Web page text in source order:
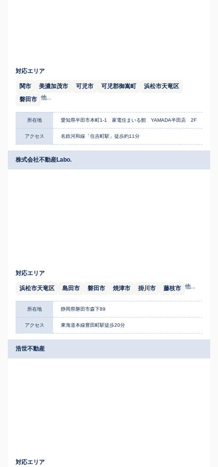
対応エリア
関市 美濃加茂市 可児市 可児郡御嵩町
浜松市天竜区
磐田市 他...
所在地 愛知県半田市本町1-1 家電住まいる館 YAMADA半田店 2F
アクセス 名鉄河和線「住吉町駅」徒歩約11分
株式会社不動産Labo.
対応エリア
浜松市天竜区 島田市 磐田市 焼津市 掛川市 藤枝市 他...
所在地 静岡県磐田市森下89
アクセス 東海道本線豊田町駅徒歩20分
浩世不動産
対応エリア